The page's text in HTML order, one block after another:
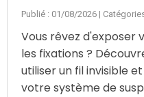
Publié : 01/08/2026 |
Vous rêvez d'exposer
les fixations ?
utiliser un fil invisible
votre système de